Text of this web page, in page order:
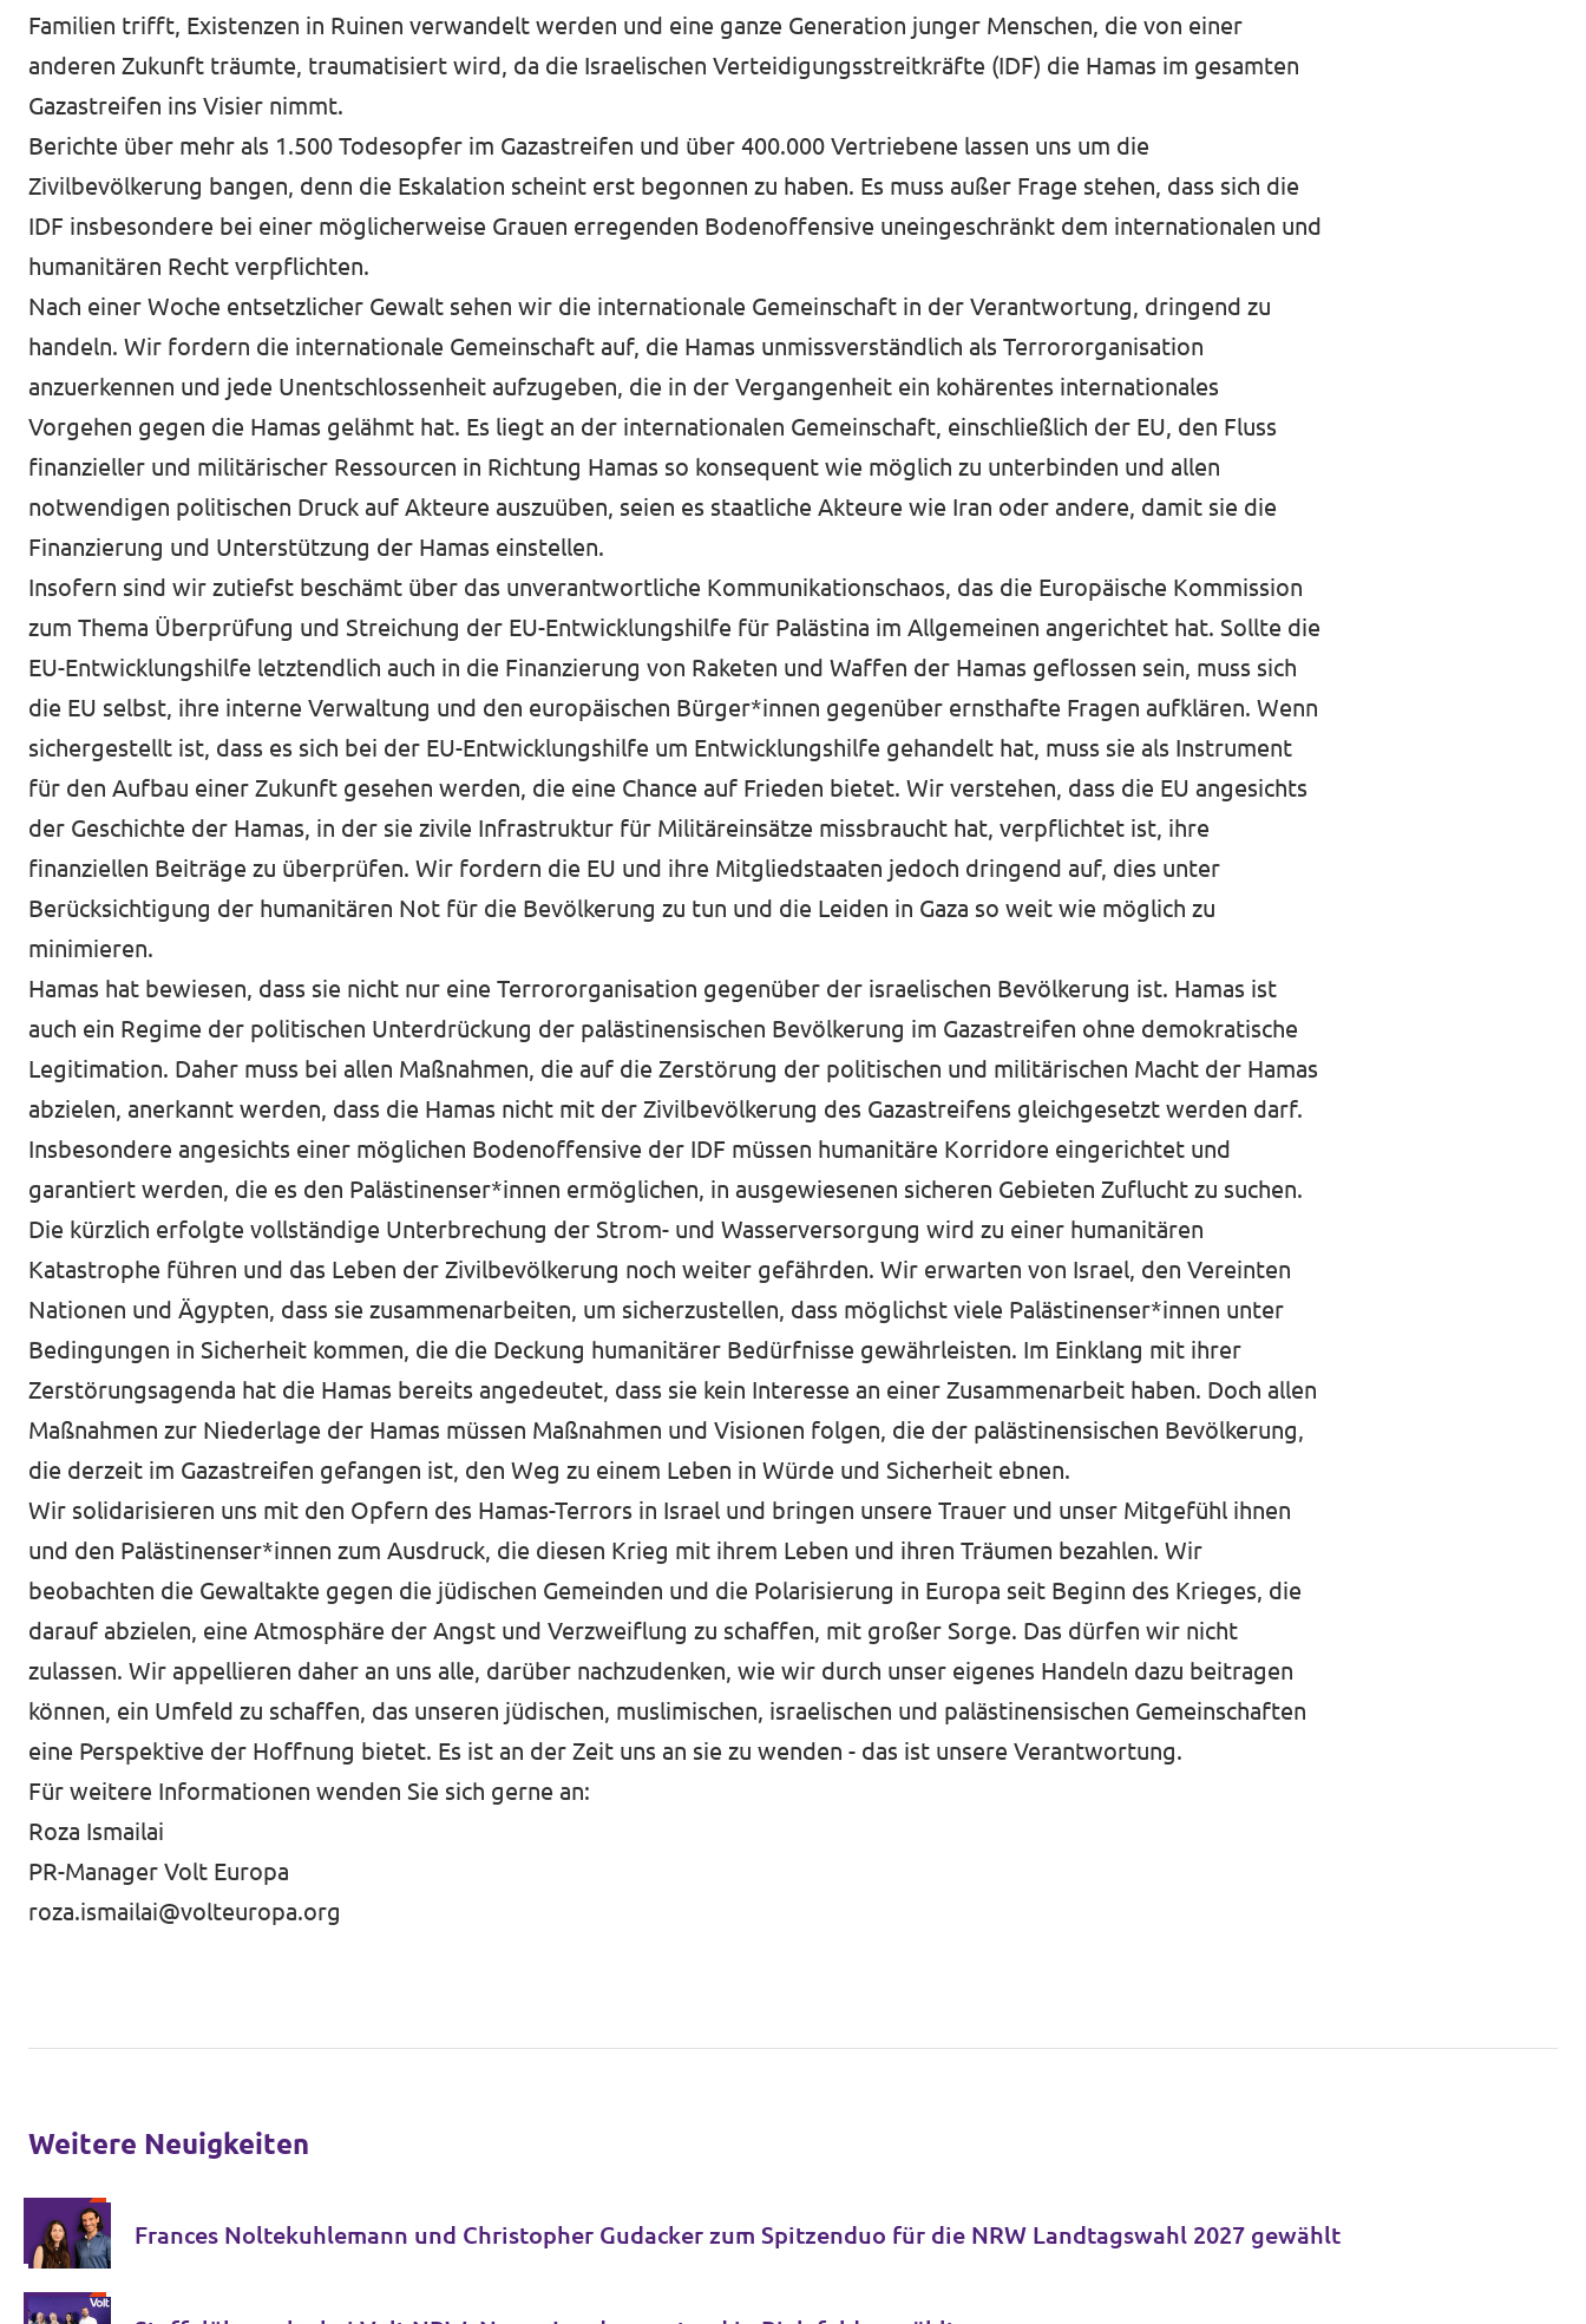
Familien trifft, Existenzen in Ruinen verwandelt werden und eine ganze Generation junger Menschen, die von einer
anderen Zukunft träumte, traumatisiert wird, da die Israelischen Verteidigungsstreitkräfte (IDF) die Hamas im gesamten
Gazastreifen ins Visier nimmt.
Berichte über mehr als 1.500 Todesopfer im Gazastreifen und über 400.000 Vertriebene lassen uns um die
Zivilbevölkerung bangen, denn die Eskalation scheint erst begonnen zu haben. Es muss außer Frage stehen, dass sich die
IDF insbesondere bei einer möglicherweise Grauen erregenden Bodenoffensive uneingeschränkt dem internationalen und
humanitären Recht verpflichten.
Nach einer Woche entsetzlicher Gewalt sehen wir die internationale Gemeinschaft in der Verantwortung, dringend zu
handeln. Wir fordern die internationale Gemeinschaft auf, die Hamas unmissverständlich als Terrororganisation
anzuerkennen und jede Unentschlossenheit aufzugeben, die in der Vergangenheit ein kohärentes internationales
Vorgehen gegen die Hamas gelähmt hat. Es liegt an der internationalen Gemeinschaft, einschließlich der EU, den Fluss
finanzieller und militärischer Ressourcen in Richtung Hamas so konsequent wie möglich zu unterbinden und allen
notwendigen politischen Druck auf Akteure auszuüben, seien es staatliche Akteure wie Iran oder andere, damit sie die
Finanzierung und Unterstützung der Hamas einstellen.
Insofern sind wir zutiefst beschämt über das unverantwortliche Kommunikationschaos, das die Europäische Kommission
zum Thema Überprüfung und Streichung der EU-Entwicklungshilfe für Palästina im Allgemeinen angerichtet hat. Sollte die
EU-Entwicklungshilfe letztendlich auch in die Finanzierung von Raketen und Waffen der Hamas geflossen sein, muss sich
die EU selbst, ihre interne Verwaltung und den europäischen Bürger*innen gegenüber ernsthafte Fragen aufklären. Wenn
sichergestellt ist, dass es sich bei der EU-Entwicklungshilfe um Entwicklungshilfe gehandelt hat, muss sie als Instrument
für den Aufbau einer Zukunft gesehen werden, die eine Chance auf Frieden bietet. Wir verstehen, dass die EU angesichts
der Geschichte der Hamas, in der sie zivile Infrastruktur für Militäreinsätze missbraucht hat, verpflichtet ist, ihre
finanziellen Beiträge zu überprüfen. Wir fordern die EU und ihre Mitgliedstaaten jedoch dringend auf, dies unter
Berücksichtigung der humanitären Not für die Bevölkerung zu tun und die Leiden in Gaza so weit wie möglich zu
minimieren.
Hamas hat bewiesen, dass sie nicht nur eine Terrororganisation gegenüber der israelischen Bevölkerung ist. Hamas ist
auch ein Regime der politischen Unterdrückung der palästinensischen Bevölkerung im Gazastreifen ohne demokratische
Legitimation. Daher muss bei allen Maßnahmen, die auf die Zerstörung der politischen und militärischen Macht der Hamas
abzielen, anerkannt werden, dass die Hamas nicht mit der Zivilbevölkerung des Gazastreifens gleichgesetzt werden darf.
Insbesondere angesichts einer möglichen Bodenoffensive der IDF müssen humanitäre Korridore eingerichtet und
garantiert werden, die es den Palästinenser*innen ermöglichen, in ausgewiesenen sicheren Gebieten Zuflucht zu suchen.
Die kürzlich erfolgte vollständige Unterbrechung der Strom- und Wasserversorgung wird zu einer humanitären
Katastrophe führen und das Leben der Zivilbevölkerung noch weiter gefährden. Wir erwarten von Israel, den Vereinten
Nationen und Ägypten, dass sie zusammenarbeiten, um sicherzustellen, dass möglichst viele Palästinenser*innen unter
Bedingungen in Sicherheit kommen, die die Deckung humanitärer Bedürfnisse gewährleisten. Im Einklang mit ihrer
Zerstörungsagenda hat die Hamas bereits angedeutet, dass sie kein Interesse an einer Zusammenarbeit haben. Doch allen
Maßnahmen zur Niederlage der Hamas müssen Maßnahmen und Visionen folgen, die der palästinensischen Bevölkerung,
die derzeit im Gazastreifen gefangen ist, den Weg zu einem Leben in Würde und Sicherheit ebnen.
Wir solidarisieren uns mit den Opfern des Hamas-Terrors in Israel und bringen unsere Trauer und unser Mitgefühl ihnen
und den Palästinenser*innen zum Ausdruck, die diesen Krieg mit ihrem Leben und ihren Träumen bezahlen. Wir
beobachten die Gewaltakte gegen die jüdischen Gemeinden und die Polarisierung in Europa seit Beginn des Krieges, die
darauf abzielen, eine Atmosphäre der Angst und Verzweiflung zu schaffen, mit großer Sorge. Das dürfen wir nicht
zulassen. Wir appellieren daher an uns alle, darüber nachzudenken, wie wir durch unser eigenes Handeln dazu beitragen
können, ein Umfeld zu schaffen, das unseren jüdischen, muslimischen, israelischen und palästinensischen Gemeinschaften
eine Perspektive der Hoffnung bietet. Es ist an der Zeit uns an sie zu wenden - das ist unsere Verantwortung.
Für weitere Informationen wenden Sie sich gerne an:
Roza Ismailai
PR-Manager Volt Europa
roza.ismailai@volteuropa.org
Weitere Neuigkeiten
Frances Noltekuhlemann und Christopher Gudacker zum Spitzenduo für die NRW Landtagswahl 2027 gewählt